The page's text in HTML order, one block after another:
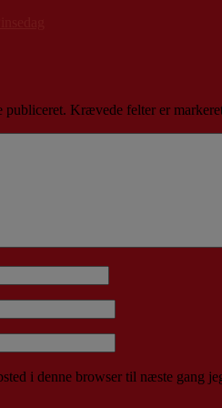
publiceret. Krævede felter er
i denne browser til næste gang